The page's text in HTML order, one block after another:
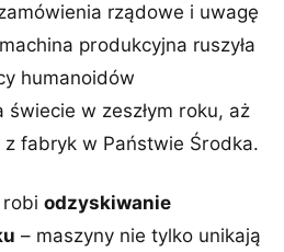
rządowe i uwagę
produkcyjna ruszyła
humanoidów
w zeszłym roku, aż
z fabryk w Państwie Środka.
odzyskiwanie
– maszyny nie tylko unikają